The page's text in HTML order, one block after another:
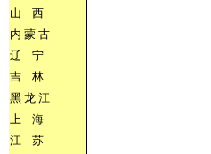
山
西
内 蒙 古
辽
宁
吉
林
黑 龙 江
上
海
江
苏